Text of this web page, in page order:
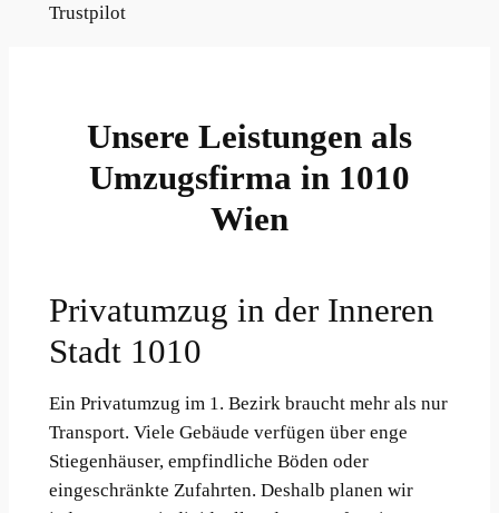
Trustpilot
Unsere Leistungen als
Umzugsfirma in 1010
Wien
Privatumzug in der Inneren
Stadt 1010
Ein Privatumzug im 1. Bezirk braucht mehr als nur
Transport. Viele Gebäude verfügen über enge
Stiegenhäuser, empfindliche Böden oder
eingeschränkte Zufahrten. Deshalb planen wir